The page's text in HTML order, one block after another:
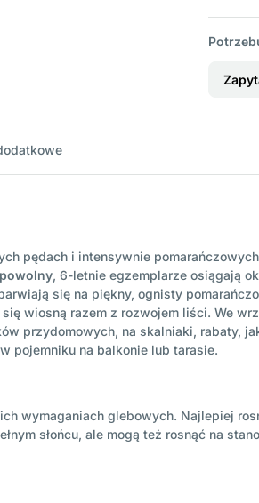
pędach i intensywnie
, 6-letnie egzemplarze osiągają
się na piękny, ognisty
wiosną razem z rozwojem liści. We
przydomowych, na skalniaki, rabaty,
pojemniku na balkonie lub tarasie.
wymaganiach glebowych. Najlepiej
słońcu, ale mogą też rosnąć na